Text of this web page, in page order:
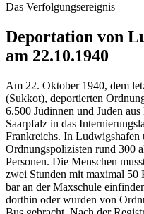
Das Verfolgungsereignis
Deportation von
am 22.10.1940
Am 22. Oktober 1940, dem
(Sukkot), deportierten
6.500 Jüdinnen und Juden
Saarpfalz in das
Frankreichs. In Ludwigshafen
Ordnungspolizisten rund 300
Personen. Die Menschen
zwei Stunden mit maximal 50
bar an der Maxschule
dorthin oder wurden von